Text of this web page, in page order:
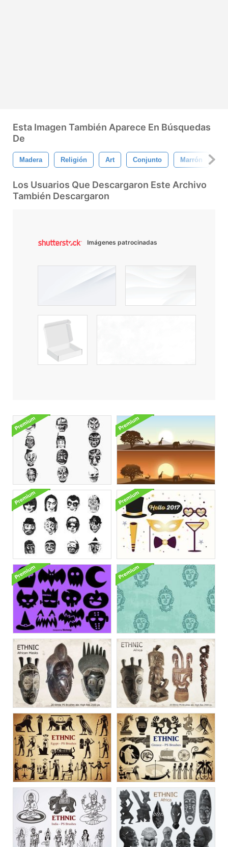
Esta Imagen También Aparece En Búsquedas
De
Madera Religión Art Conjunto Marrón
Los Usuarios Que Descargaron Este Archivo
También Descargaron
Imágenes patrocinadas